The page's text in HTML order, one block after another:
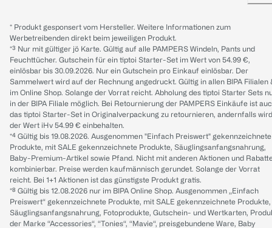
* Produkt gesponsert vom Hersteller. Weitere Informationen zum
Werbetreibenden direkt beim jeweiligen Produkt.
*³ Nur mit gültiger jö Karte. Gültig auf alle PAMPERS Windeln, Pants und
Feuchttücher. Gutschein für ein tiptoi Starter-Set im Wert von 54.99 €,
einlösbar bis 30.09.2026. Nur ein Gutschein pro Einkauf einlösbar. Der
Sammelwert wird auf der Rechnung angedruckt. Gültig in allen BIPA Filialen
im Online Shop. Solange der Vorrat reicht. Abholung des tiptoi Starter Sets
in der BIPA Filiale möglich. Bei Retournierung der PAMPERS Einkäufe ist
das tiptoi Starter-Set in Originalverpackung zu retournieren, andernfalls wird
der Wert iHv 54.99 € einbehalten.
*⁴ Gültig bis 19.08.2026. Ausgenommen "Einfach Preiswert" gekennzeichnete
Produkte, mit SALE gekennzeichnete Produkte, Säuglingsanfangsnahrung,
Baby-Premium-Artikel sowie Pfand. Nicht mit anderen Aktionen und
kombinierbar. Preise werden kaufmännisch gerundet. Solange der Vorrat
reicht. Bei 1+1 Aktionen ist das günstigste Produkt gratis.
*⁸ Gültig bis 12.08.2026 nur im BIPA Online Shop. Ausgenommen „Einfach
Preiswert“ gekennzeichnete Produkte, mit SALE gekennzeichnete Produkte,
Säuglingsanfangsnahrung, Fotoprodukte, Gutschein- und Wertkarten,
der Marke “Accessories“, “Tonies“, “Mavie“, preisgebundene Ware, Baby